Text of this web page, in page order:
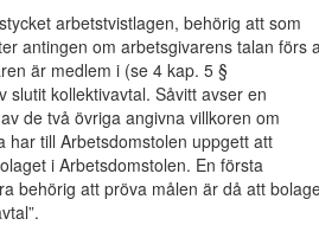
arbetstvistlagen, behörig att som
antingen om arbetsgivarens talan förs
är medlem i (se 4 kap. 5 §
kollektivavtal. Såvitt avser en
de två övriga angivna villkoren om
har till Arbetsdomstolen uppgett att
i Arbetsdomstolen. En första
behörig att pröva målen är då att